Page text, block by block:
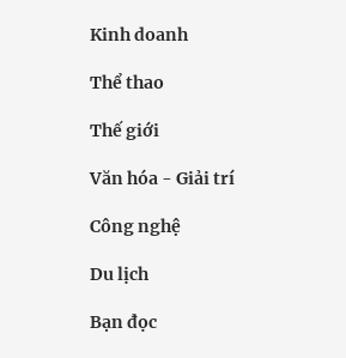
Kinh doanh
Thể thao
Thế giới
Văn hóa - Giải trí
Công nghệ
Du lịch
Bạn đọc